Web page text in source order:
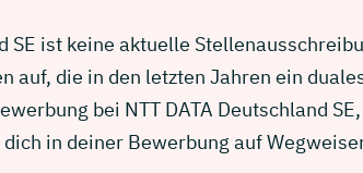
SE ist keine aktuelle
auf, die in den letzten Jahren ein
bei NTT DATA Deutschland
in deiner Bewerbung auf